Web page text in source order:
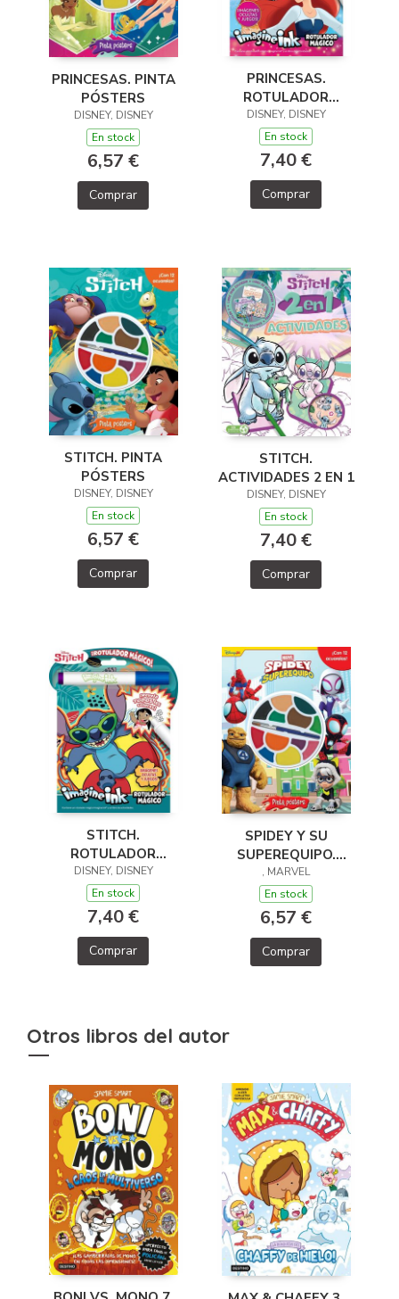
PRINCESAS. PINTA
PÓSTERS
DISNEY, DISNEY
En stock
6,57 €
Comprar
PRINCESAS.
ROTULADOR
MÁGICO 3
DISNEY, DISNEY
En stock
7,40 €
Comprar
STITCH. PINTA
PÓSTERS
DISNEY, DISNEY
En stock
6,57 €
Comprar
STITCH.
ACTIVIDADES 2 EN 1
DISNEY, DISNEY
En stock
7,40 €
Comprar
STITCH.
ROTULADOR
MÁGICO
DISNEY, DISNEY
En stock
7,40 €
Comprar
SPIDEY Y SU
SUPEREQUIPO.
PINTA PÓSTERS
, MARVEL
En stock
6,57 €
Comprar
Otros libros del autor